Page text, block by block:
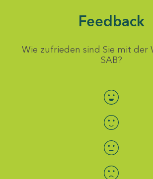
Feedback
Wie zufrieden sind Sie mit der
SAB?
Bewertung